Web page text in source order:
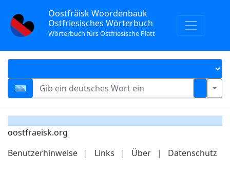
Oostfräisk Woordenbauk
Ostfriesisches Wörterbuch
Wörterbuch fürs Ostfriesische Platt
oostfraeisk.org
Benutzerhinweise
| Links | Über | Datenschutz